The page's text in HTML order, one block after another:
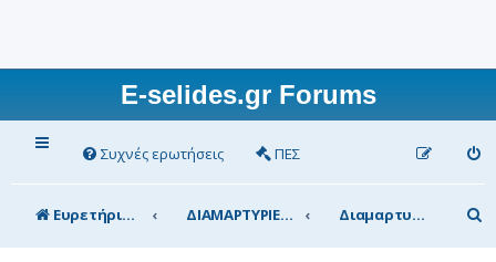
E-selides.gr Forums
Συχνές ερωτήσεις ΠΕΣ
Ευρετήριο Δ. Συζήτησης ΔΙΑΜΑΡΤΥΡΙΕΣ Διαμαρτυρίες γονέων
ν